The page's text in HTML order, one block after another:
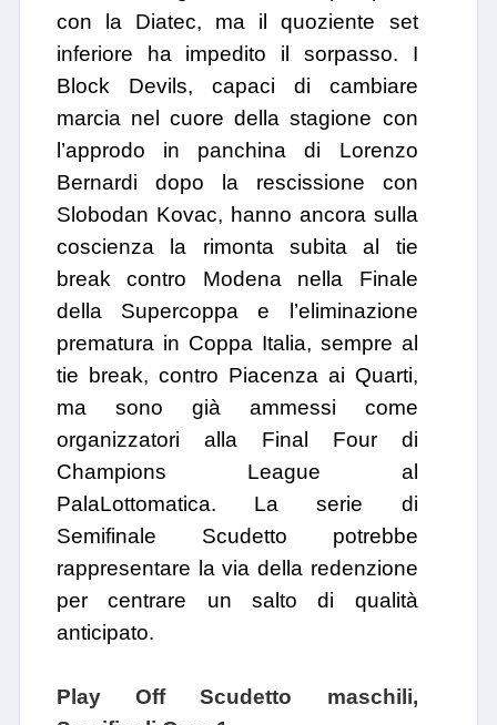
con la Diatec, ma il quoziente set
inferiore ha impedito il sorpasso. I
Block Devils, capaci di cambiare
marcia nel cuore della stagione con
l’approdo in panchina di Lorenzo
Bernardi dopo la rescissione con
Slobodan Kovac, hanno ancora sulla
coscienza la rimonta subita al tie
break contro Modena nella Finale
della Supercoppa e l’eliminazione
prematura in Coppa Italia, sempre al
tie break, contro Piacenza ai Quarti,
ma sono già ammessi come
organizzatori alla Final Four di
Champions League al
PalaLottomatica. La serie di
Semifinale Scudetto potrebbe
rappresentare la via della redenzione
per centrare un salto di qualità
anticipato.
Play Off Scudetto maschili,